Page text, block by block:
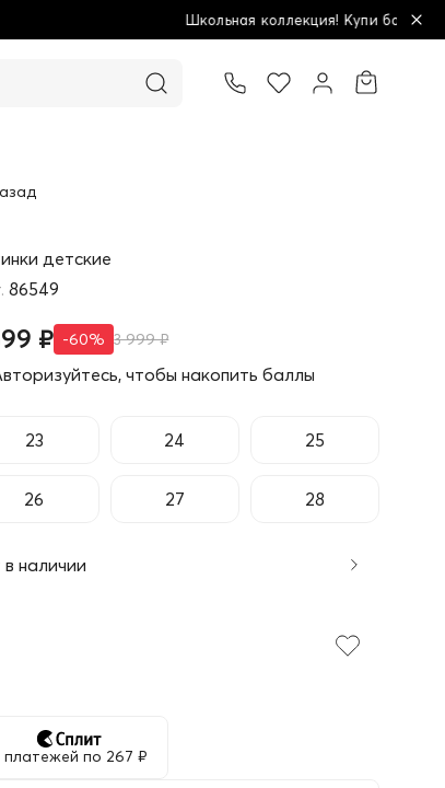
коллекция! Купи больше - плати меньше!
детские
86549
₽ -60% 3 999 ₽
чтобы накопить баллы
23 24 25
26 27 28
наличии
платежей по 267 ₽
Товар добавлен в корзину